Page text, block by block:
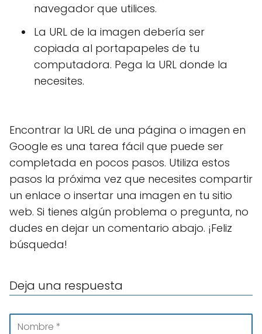
navegador que utilices.
La URL de la imagen debería ser
copiada al portapapeles de tu
computadora. Pega la URL donde la
necesites.
Encontrar la URL de una página o imagen en
Google es una tarea fácil que puede ser
completada en pocos pasos. Utiliza estos
pasos la próxima vez que necesites compartir
un enlace o insertar una imagen en tu sitio
web. Si tienes algún problema o pregunta, no
dudes en dejar un comentario abajo. ¡Feliz
búsqueda!
Deja una respuesta